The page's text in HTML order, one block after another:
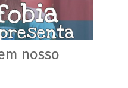
nosso